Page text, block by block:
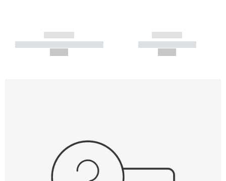
------------
----------- ----------- -----------
------------
----------- -----------